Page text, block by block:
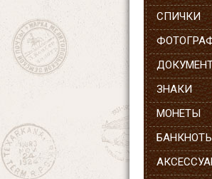
СПИЧКИ
ЗНАКИ
МОНЕТЫ